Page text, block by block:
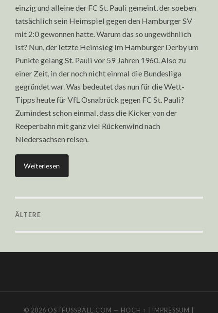
einzig und alleine der FC St. Pauli gemeint, der soeben
tatsächlich sein Heimspiel gegen den Hamburger SV
mit 2:0 gewonnen hatte. Warum das so ungewöhnlich
ist? Nun, der letzte Heimsieg im Hamburger Derby um
Punkte gelang St. Pauli vor 59 Jahren 1960. Also zu
einer Zeit, in der noch nicht einmal die Bundesliga
gegründet war. Was bedeutet das nun für die Wett-
Tipps heute für VfL Osnabrück gegen FC St. Pauli?
Zumindest schon einmal, dass die Kicker von der
Reeperbahn mit ganz viel Rückenwind nach
Niedersachsen reisen.
Weiterlesen
ÄLTERE
© 2026 OSTFUSSBALL.COM — HOCH ↑ IMPRESSUM